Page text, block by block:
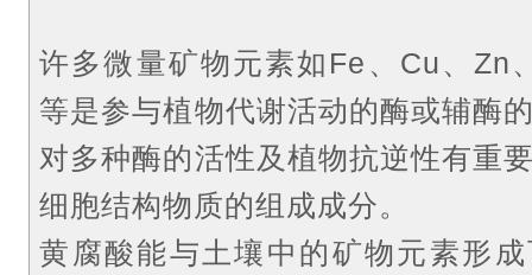
许多微量矿物元素如Fe、Cu、Zn
等是参与植物代谢活动的酶或辅酶
对多种酶的活性及植物抗逆性有重
细胞结构物质的组成成分。
黄腐酸能与土壤中的矿物元素形